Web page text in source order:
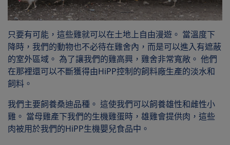
只要有可能，這些雞就可以在土地上自由漫遊。 當溫度下
降時，我們的動物也不必待在雞舍內，而是可以進入有遮蔽
的室外區域。 為了讓我們的雞高興，雞舍非常寬敞。 他們
在那裡還可以不斷獲得由HiPP控制的飼料廠生產的淡水和
飼料。
我們主要飼養桑迪品種。 這使我們可以飼養雄性和雌性小
雞。 當母雞產下我們的生機雞蛋時，雄雞會提供肉，這些
肉被用於我們的HiPP生機嬰兒食品中。